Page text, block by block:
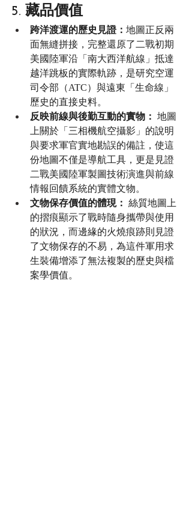
5. 藏品價值
跨洋渡運的歷史見證： 地圖正反兩
面無縫拼接，完整還原了二戰初期
美國陸軍沿「南大西洋航線」抵達
越洋跳板的實際軌跡，是研究空運
司令部（ATC）與遠東「生命線」
歷史的直接史料。
反映前線與後勤互動的實物： 地圖
上關於「三相機航空攝影」的說明
與要求軍官實地勘誤的備註，使這
份地圖不僅是導航工具，更是見證
二戰美國陸軍製圖技術演進與前線
情報回饋系統的實體文物。
文物保存價值的體現： 絲質地圖上
的摺痕顯示了戰時隨身攜帶與使用
的狀況，而邊緣的火燒痕跡則見證
了文物保存的不易，為這件軍用求
生裝備增添了無法複製的歷史與檔
案學價值。